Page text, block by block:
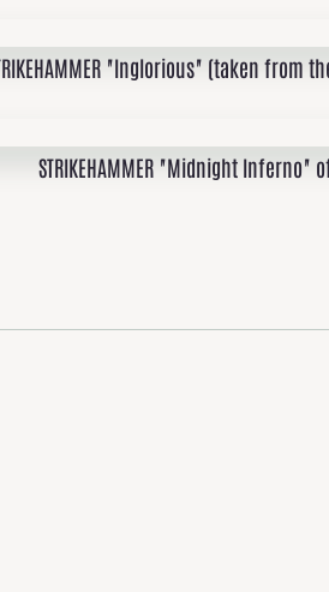
"Inglorious" (taken from
STRIKEHAMMER "Midnight